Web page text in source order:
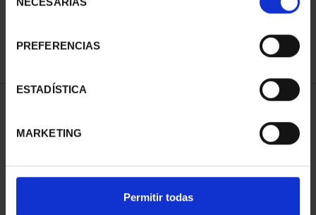
PREFERENCIAS
ESTADÍSTICA
MARKETING
Permitir todas
REFINAR